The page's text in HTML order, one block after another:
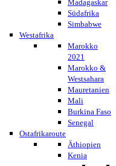
Madagaskar
Südafrika
Simbabwe
Westafrika
Marokko
2021
Marokko &
Westsahara
Mauretanien
Mali
Burkina Faso
Senegal
Ostafrikaroute
Äthiopien
Kenia